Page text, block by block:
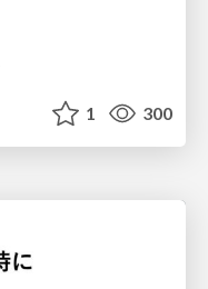
1 300